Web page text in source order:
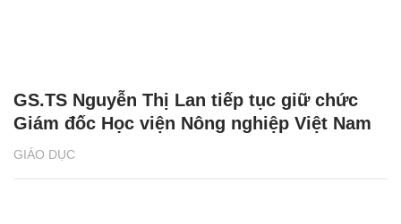
GIÁO DỤC
GS.TS Nguyễn Thị Lan tiếp tục giữ chức
Giám đốc Học viện Nông nghiệp Việt Nam